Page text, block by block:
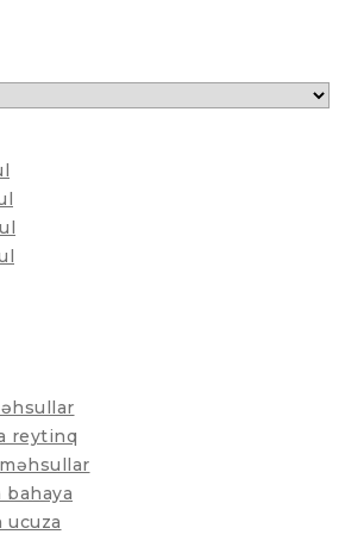
reytinq
bahaya
ucuza